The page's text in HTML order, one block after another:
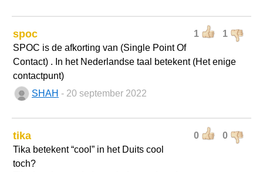
1 1
spoc
SPOC is de afkorting van (Single Point Of
Contact) . In het Nederlandse taal betekent (Het enige
contactpunt)
SHAH - 20 september 2022
0 0
tika
Tika betekent “cool” in het Duits cool
toch?